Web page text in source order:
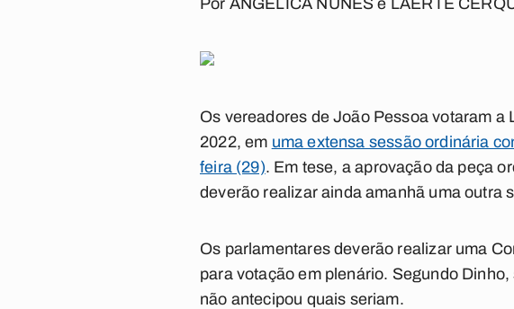
Por ANGÉLICA NUNES e LAERTE
Os vereadores de João Pessoa votaram
2022, em uma extensa sessão ordinária
feira (29). Em tese, a aprovação da peça
deverão realizar ainda amanhã uma outra
Os parlamentares deverão realizar uma
para votação em plenário. Segundo
não antecipou quais seriam.